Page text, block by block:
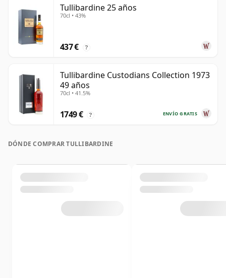
Tullibardine 25 años
70cl • 43%
437 € ?
Tullibardine Custodians Collection 1973
49 años
70cl • 41.5%
ENVÍO GRATIS
1749 € ?
DÓNDE COMPRAR TULLIBARDINE